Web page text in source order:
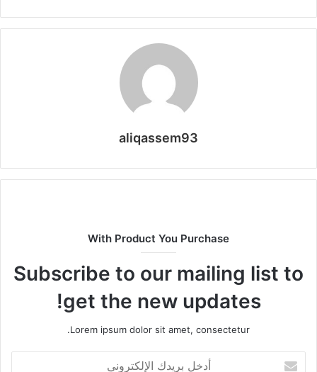
aliqassem93
With Product You Purchase
Subscribe to our mailing list to
get the new updates!
Lorem ipsum dolor sit amet, consectetur.